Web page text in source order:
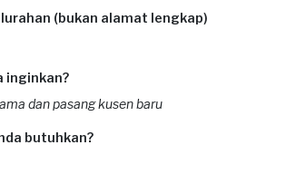
(bukan alamat lengkap)
inginkan?
dan pasang kusen baru
butuhkan?